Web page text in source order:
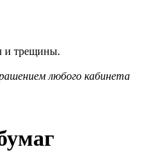
и трещины.
любого кабинета